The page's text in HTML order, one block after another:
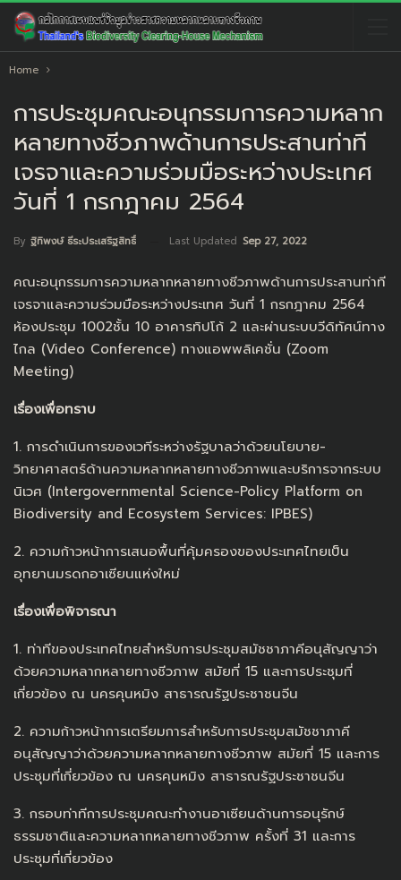
Home
การประชุมคณะอนุกรรมการความหลาก
หลายทางชีวภาพด้านการประสานท่าที
เจรจาและความร่วมมือระหว่างประเทศ
วันที่ 1 กรกฎาคม 2564
By ฐิทิพงษ์ ธีระประเสริฐสิทธิ์ Last Updated Sep 27, 2022
คณะอนุกรรมการความหลากหลายทางชีวภาพด้านการประสานท่าที
เจรจาและความร่วมมือระหว่างประเทศ วันที่ 1 กรกฎาคม 2564
ห้องประชุม 1002ชั้น 10 อาคารทิปโก้ 2 และผ่านระบบวีดิทัศน์ทาง
ไกล (Video Conference) ทางแอพพลิเคชั่น (Zoom
Meeting)
เรื่องเพื่อทราบ
1. การดำเนินการของเวทีระหว่างรัฐบาลว่าด้วยนโยบาย-
วิทยาศาสตร์ด้านความหลากหลายทางชีวภาพและบริการจากระบบ
นิเวศ (Intergovernmental Science-Policy Platform on
Biodiversity and Ecosystem Services: IPBES)
2. ความก้าวหน้าการเสนอพื้นที่คุ้มครองของประเทศไทยเป็น
อุทยานมรดกอาเซียนแห่งใหม่
เรื่องเพื่อพิจารณา
1. ท่าทีของประเทศไทยสำหรับการประชุมสมัชชาภาคีอนุสัญญาว่า
ด้วยความหลากหลายทางชีวภาพ สมัยที่ 15 และการประชุมที่
เกี่ยวข้อง ณ นครคุนหมิง สาธารณรัฐประชาชนจีน
2. ความก้าวหน้าการเตรียมการสำหรับการประชุมสมัชชาภาคี
อนุสัญญาว่าด้วยความหลากหลายทางชีวภาพ สมัยที่ 15 และการ
ประชุมที่เกี่ยวข้อง ณ นครคุนหมิง สาธารณรัฐประชาชนจีน
3. กรอบท่าทีการประชุมคณะทำงานอาเซียนด้านการอนุรักษ์
ธรรมชาติและความหลากหลายทางชีวภาพ ครั้งที่ 31 และการ
ประชุมที่เกี่ยวข้อง